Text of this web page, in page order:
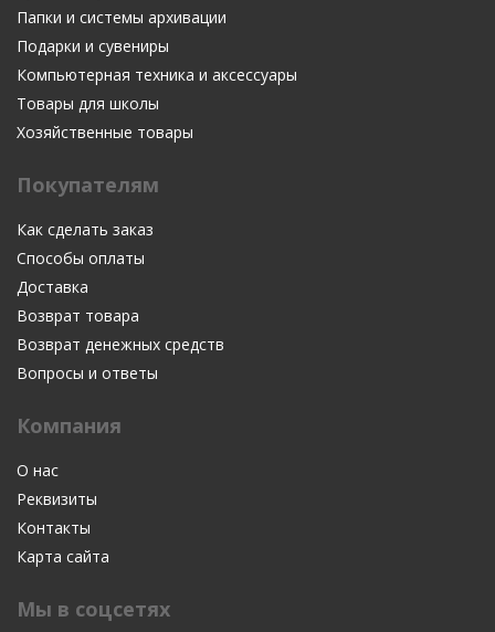
Папки и системы архивации
Подарки и сувениры
Компьютерная техника и аксессуары
Товары для школы
Хозяйственные товары
Покупателям
Как сделать заказ
Способы оплаты
Доставка
Возврат товара
Возврат денежных средств
Вопросы и ответы
Компания
О нас
Реквизиты
Контакты
Карта сайта
Мы в соцсетях